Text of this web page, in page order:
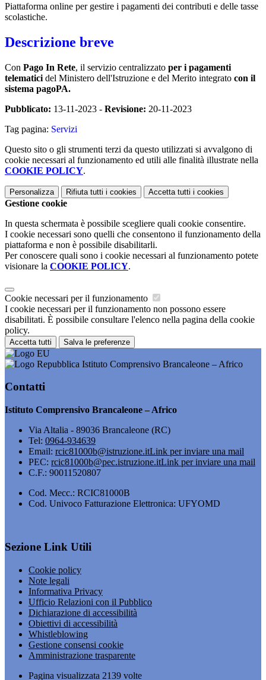
Piattaforma online per gestire i pagamenti dei contributi e delle tasse
scolastiche.
Descrizione breve
Con Pago In Rete, il servizio centralizzato per i pagamenti
telematici del Ministero dell'Istruzione e del Merito integrato con il
sistema pagoPA.
Pubblicato: 13-11-2023 - Revisione: 20-11-2023
Tag pagina: Servizi
Questo sito o gli strumenti terzi da questo utilizzati si avvalgono di
cookie necessari al funzionamento ed utili alle finalità illustrate nella
COOKIE POLICY.
Personalizza Rifiuta tutti i cookies Accetta tutti i cookies
Gestione cookie
In questa schermata è possibile scegliere quali cookie consentire.
I cookie necessari sono quelli che consentono il funzionamento della
piattaforma e non è possibile disabilitarli.
Per conoscere quali sono i cookie necessari al funzionamento potete
visionare la COOKIE POLICY.
Cookie necessari per il funzionamento
I cookie necessari per il funzionamento non possono essere
disabilitati. È possibile consultare l'elenco nella pagina della cookie
policy.
Accetta tutti Salva le preferenze
Istituto Comprensivo Brancaleone – Africo
Contatti
Istituto Comprensivo Brancaleone – Africo
Via Altalia - 89036 Brancaleone (RC)
Tel: 0964-934639
Email: rcic81000b@istruzione.itLink per inviare una mail
PEC: rcic81000b@pec.istruzione.itLink per inviare una mail
C.F.: 90011520807
Cod. Mecc.: RCIC81000B
Cod. Univoco Fatturazione Elettronica: UFYOMD
Sezione Link Utili
Cookie policy
Note legali
Informativa Privacy
Ufficio Relazioni con il Pubblico
Dichiarazione di accessibilità
Obiettivi di accessibilità
Whistleblowing
Gestione consensi cookie
Amministrazione trasparente
Pagina visualizzata 2139 volte